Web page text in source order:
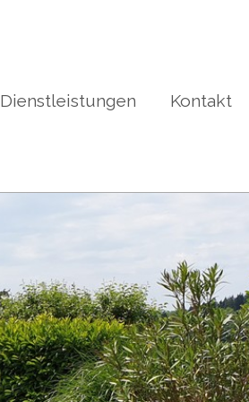
Dienstleistungen Kontakt